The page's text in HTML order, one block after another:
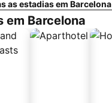
as estadias em Barcelona
em Barcelona